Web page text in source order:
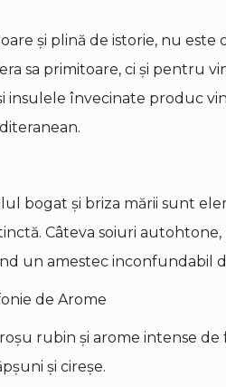
și plină de istorie, nu
sa primitoare, ci și pentru
insulele învecinate produc
bogat și briza mării sunt
Câteva soiuri
un amestec inconfundabil
de Arome
rubin și arome intense
și cireșe.